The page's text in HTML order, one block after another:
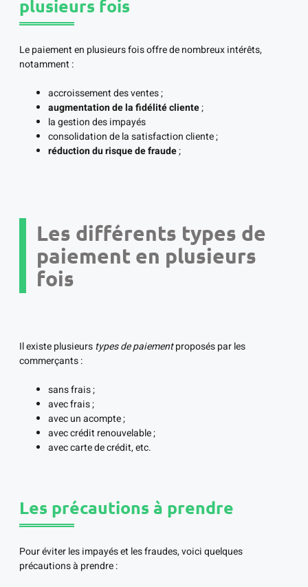
plusieurs fois
Le paiement en plusieurs fois offre de nombreux intérêts,
notamment :
accroissement des ventes ;
augmentation de la fidélité cliente;
la gestion des impayés
consolidation de la satisfaction cliente ;
réduction du risque de fraude;
Les différents types de
paiement en plusieurs
fois
Il existe plusieurstypes de paiementproposés par les
commerçants :
sans frais ;
avec frais ;
avec un acompte ;
avec crédit renouvelable ;
avec carte de crédit, etc.
Les précautions à prendre
Pour éviter les impayés et les fraudes, voici quelques
précautions à prendre :